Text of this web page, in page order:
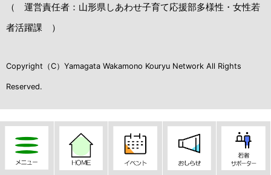
（ 運営責任者：山形県しあわせ子育て応援部多様性・女性若
者活躍課 ）
Copyright（C）Yamagata Wakamono Kouryu Network All Rights
Reserved.